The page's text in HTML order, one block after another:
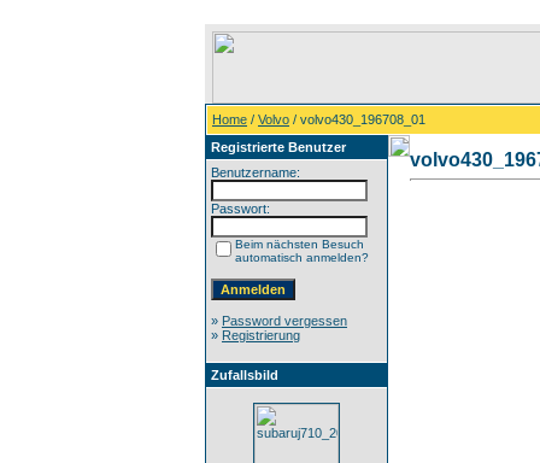
Home / Volvo / volvo430_196708_01
Registrierte Benutzer
Benutzername:
Passwort:
Beim nächsten Besuch
automatisch anmelden?
» Password vergessen
» Registrierung
Zufallsbild